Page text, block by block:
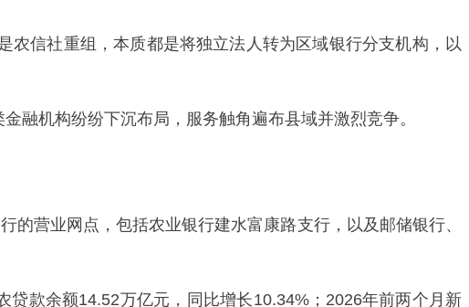
信社重组，本质都是将独立法人转为区域银行分支机构，以
融机构纷纷下沉布局，服务触角遍布县域并激烈竞争。
营业网点，包括农业银行建水富康路支行，以及邮储银行、
款余额14.52万亿元，同比增长10.34%；2026年前两个月新